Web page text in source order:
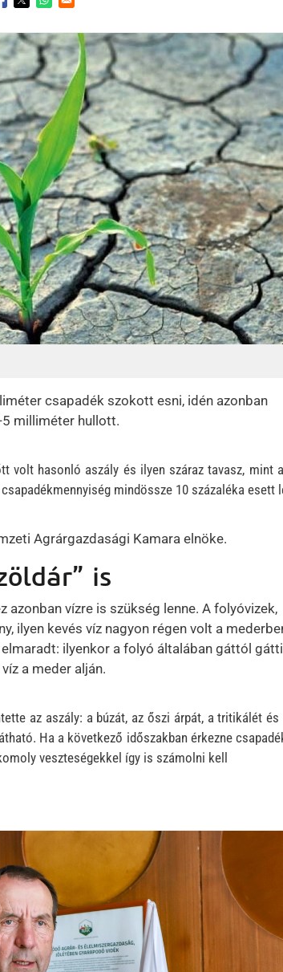
in a new window
Opens in a new window
Opens in a new window
csapadék szokott esni, idén azonban
milliméter hullott.
volt hasonló aszály és ilyen száraz tavasz, mint
mindössze 10 százaléka esett
Agrárgazdasági Kamara elnöke.
is
azonban vízre is szükség lenne. A folyóvizek,
ilyen kevés víz nagyon régen volt a
ilyenkor a folyó általában gáttól
a meder alján.
az aszály: a búzát, az őszi árpát, a tritikálét és
Ha a következő időszakban érkezne
veszteségekkel így is számolni kell